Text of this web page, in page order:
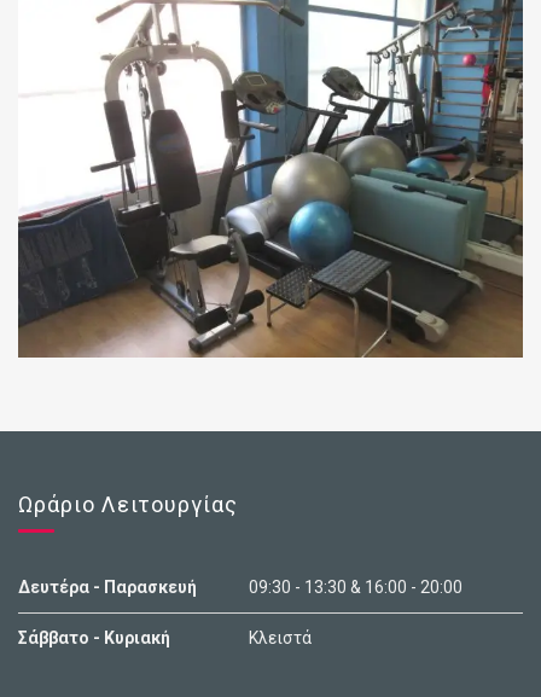
Ωράριο Λειτουργίας
Δευτέρα - Παρασκευή 09:30 - 13:30 & 16:00 - 20:00
Σάββατο - Κυριακή Κλειστά